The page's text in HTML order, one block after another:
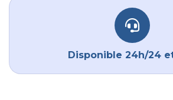
Disponible 24h/24